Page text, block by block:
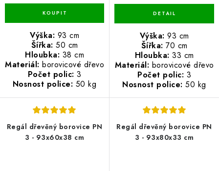
Výška: 93 cm
Šířka: 50 cm
Hloubka: 38 cm
Materiál: borovicové dřevo
Počet polic: 3
Nosnost police: 50 kg
Výška: 93 cm
Šířka: 70 cm
Hloubka: 33 cm
Materiál: borovicové dřevo
Počet polic: 3
Nosnost police: 50 kg
Regál dřevěný borovice PN
3 - 93x60x38 cm
Regál dřevěný borovice PN
3 - 93x80x33 cm